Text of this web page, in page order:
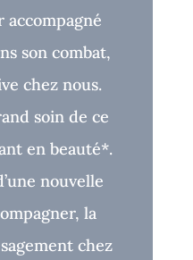
accompagné
son combat,
chez nous.
soin de ce
en beauté*.
nouvelle
la
chez